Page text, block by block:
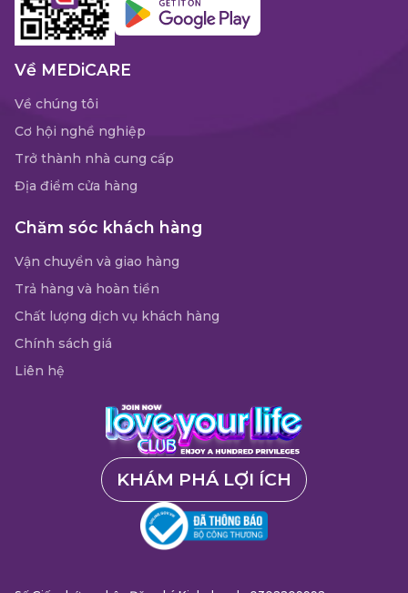
Về MEDiCARE
Về chúng tôi
Cơ hội nghề nghiệp
Trở thành nhà cung cấp
Địa điểm cửa hàng
Chăm sóc khách hàng
Vận chuyển và giao hàng
Trả hàng và hoàn tiền
Chất lượng dịch vụ khách hàng
Chính sách giá
Liên hệ
KHÁM PHÁ LỢI ÍCH